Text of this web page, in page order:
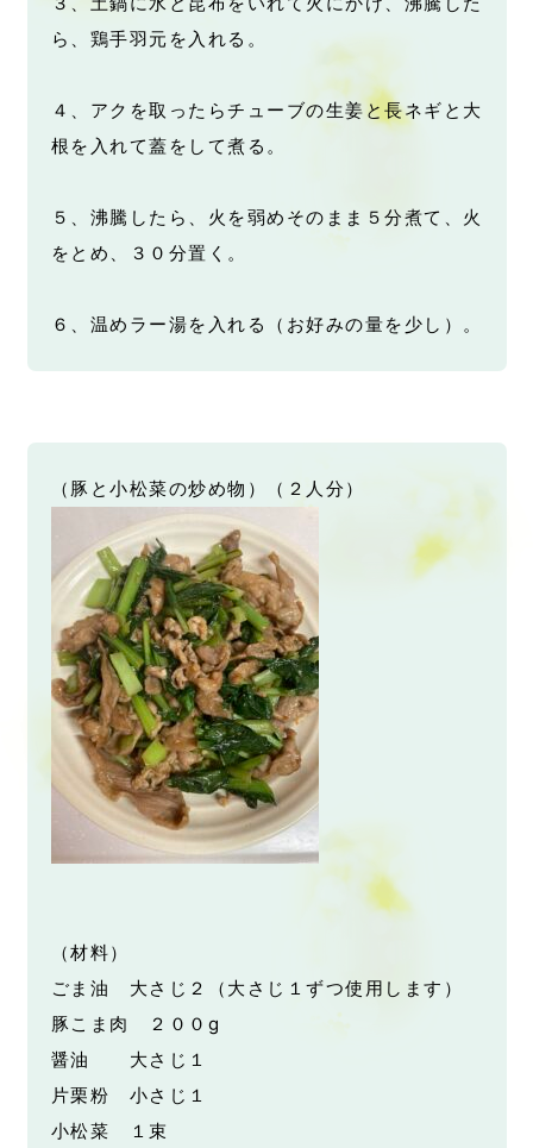
ら、鶏手羽元を入れる。
４、アクを取ったらチューブの生姜と長ネギと大
根を入れて蓋をして煮る。
５、沸騰したら、火を弱めそのまま５分煮て、火
をとめ、３０分置く。
６、温めラー湯を入れる（お好みの量を少し）。
（豚と小松菜の炒め物）（２人分）
（材料）
ごま油 大さじ２（大さじ１ずつ使用します）
豚こま肉 ２００g
醤油 大さじ１
片栗粉 小さじ１
小松菜 １束